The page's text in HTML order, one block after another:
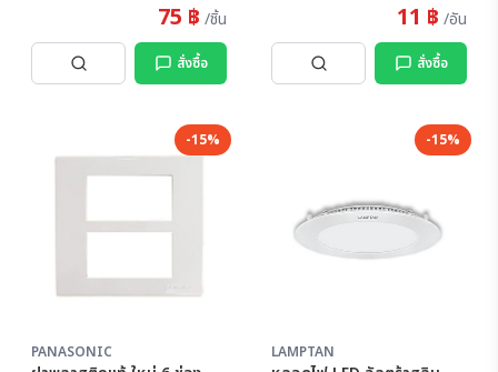
75 ฿ /ชิ้น
สั่งซื้อ
11 ฿ /อัน
สั่งซื้อ
-15%
PANASONIC
-15%
LAMPTAN